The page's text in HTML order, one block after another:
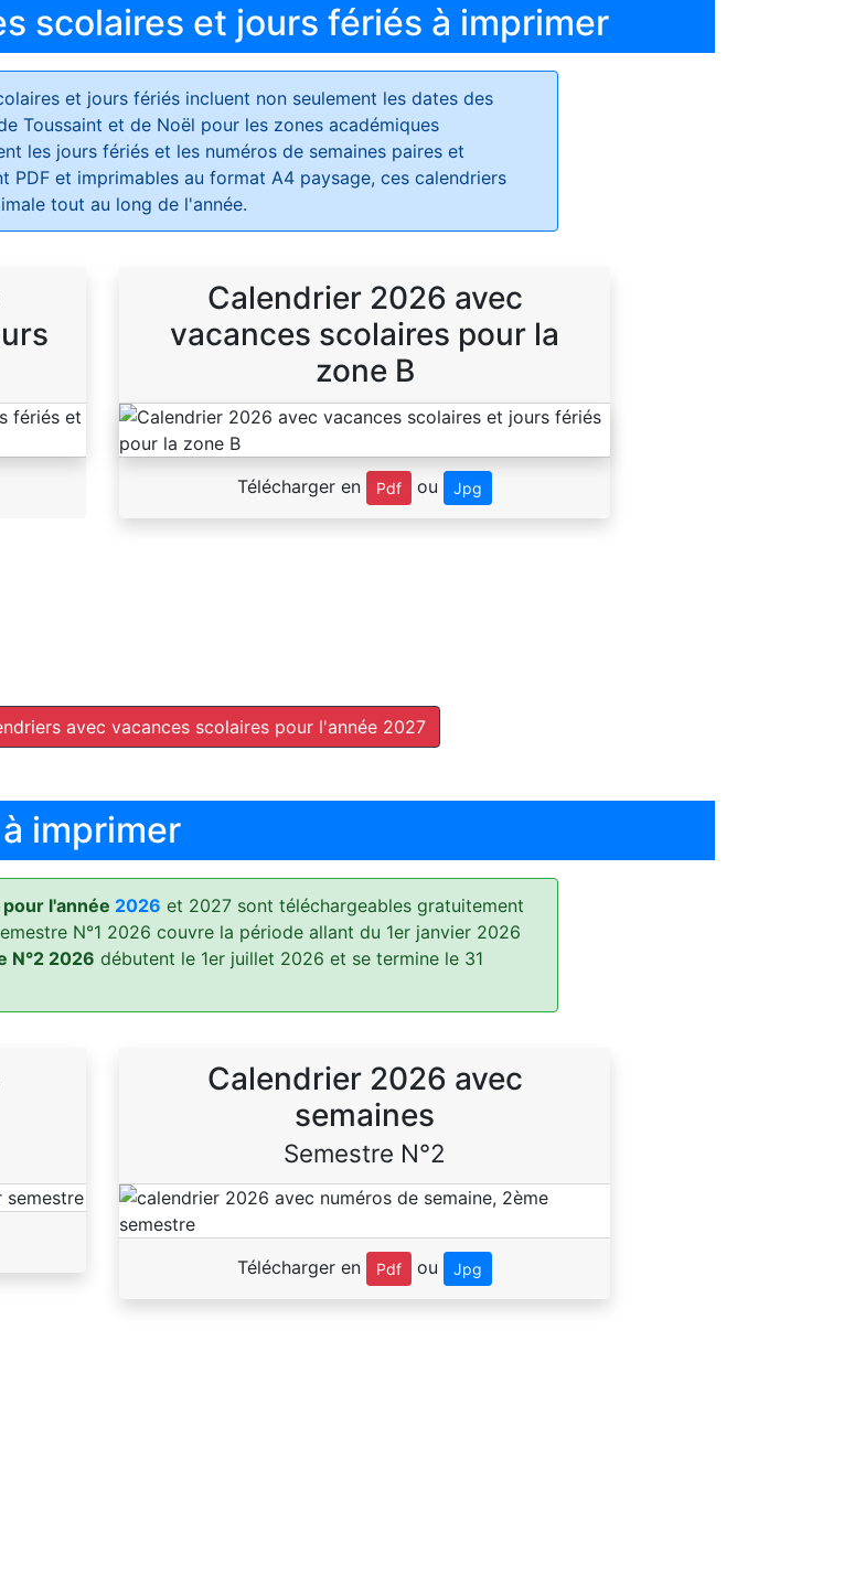
scolaires et jours fériés à imprimer
et jours fériésincluent non seulement les dates des
Toussaint et de Noël pour les zones académiques
les jours fériés et les numéros de semaines paires et
PDF et imprimables au format A4 paysage, ces calendriers
tout au long de l'année.
Calendrier 2026 avec
vacances scolaires pour la
zone B
Télécharger en Pdf ou Jpg
avec vacances scolaires pour l'année 2027
imprimer
l'année 2026 et 2027 sont téléchargeables gratuitement
N°1 2026 couvre la période allant du 1er janvier 2026
N°2 2026 débutent le 1er juillet 2026 et se termine le 31
Calendrier 2026 avec
semaines
Semestre N°2
Télécharger en Pdf ou Jpg